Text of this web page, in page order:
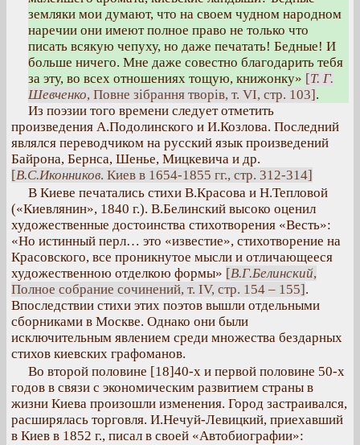
земляки мои думают, что на своем чудном народном
наречии они имеют полное право не только что
писать всякую чепуху, но даже печатать! Бедные! И
больше ничего. Мне даже совестно благодарить тебя
за эту, во всех отношениях тощую, книжонку» [Т. Г.
Шевченко, Повне зібрання творів, т. VI, стр. 103].
Из поэзии того времени следует отметить
произведения А.Подолинского и И.Козлова. Последний
являлся переводчиком на русский язык произведений
Байрона, Бернса, Шенье, Мицкевича и др.
[В.С.Иконников. Киев в 1654-1855 гг., стр. 312-314]
В Киеве печатались стихи В.Красова и Н.Тепловой
(«Киевлянин», 1840 г.). В.Белинский высоко оценил
художественные достоинства стихотворения «Весть»:
«Но истинный перл… это «известие», стихотворение на
Красовского, все проникнутое мысли и отличающееся
художественною отделкою формы» [В.Г.Белинский,
Полное собрание сочинений, т. IV, стр. 154 – 155].
Впоследствии стихи этих поэтов вышли отдельными
сборниками в Москве. Однако они были
исключительным явлением среди множества бездарных
стихов киевских графоманов.
Во второй половине [18]40-х и первой половине 50-х
годов в связи с экономическим развитием страны в
жизни Киева произошли изменения. Город застраивался,
расширялась торговля. И.Нечуй-Левицкий, приехавший
в Киев в 1852 г., писал в своей «Автобиографии»: